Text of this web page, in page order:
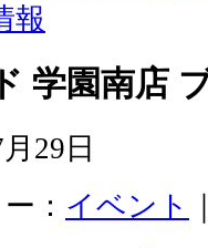
報
学園南店
29日
： イベント